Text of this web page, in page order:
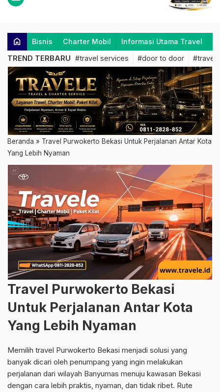
home Bisnis Charter Mobil Informasi Utama Travel
TREND TERBARU #travel services #door to door #travel
Beranda » Travel Purwokerto Bekasi Untuk Perjalanan Antar Kota
Yang Lebih Nyaman
Travel Purwokerto Bekasi
Untuk Perjalanan Antar Kota
Yang Lebih Nyaman
Memilih travel Purwokerto Bekasi menjadi solusi yang
banyak dicari oleh penumpang yang ingin melakukan
perjalanan dari wilayah Banyumas menuju kawasan Bekasi
dengan cara lebih praktis, nyaman, dan tidak ribet. Rute